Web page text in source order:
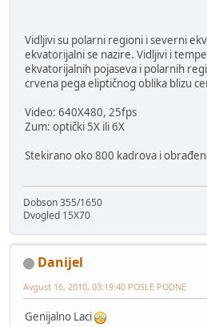
Vidljivi su polarni regioni i severni
ekvatorijalni se nazire. Vidljivi i
ekvatorijalnih pojaseva i polarnih
crvena pega eliptičnog oblika blizu
Video: 640X480, 25fps
Zum: optički 5X ili 6X
Stekirano oko 800 kadrova i
Dobson 355/1650
Dvogled 15X70
Danijel
Avgust 16, 2010, 03:19:40 POSLE PODNE
Genijalno Laci